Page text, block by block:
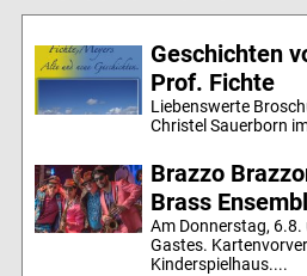
Geschichten
Prof. Fichte
Liebenswerte
Christel Sauerborn
Brazzo
Brass
Am Donnerstag,
Gastes.
Kinderspielhaus....